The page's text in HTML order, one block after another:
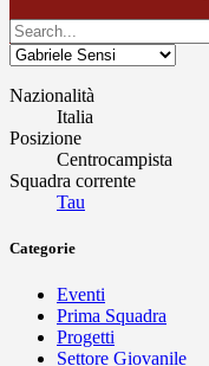
Nazionalità
Italia
Posizione
Centrocampista
Squadra corrente
Tau
Categorie
Eventi
Prima Squadra
Progetti
Settore Giovanile